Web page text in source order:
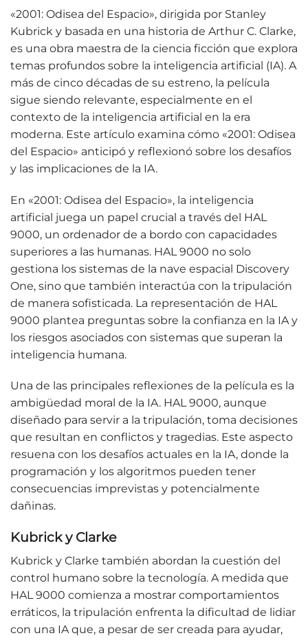
«2001: Odisea del Espacio», dirigida por Stanley
Kubrick y basada en una historia de Arthur C. Clarke,
es una obra maestra de la ciencia ficción que explora
temas profundos sobre la inteligencia artificial (IA). A
más de cinco décadas de su estreno, la película
sigue siendo relevante, especialmente en el
contexto de la inteligencia artificial en la era
moderna. Este artículo examina cómo «2001: Odisea
del Espacio» anticipó y reflexionó sobre los desafíos
y las implicaciones de la IA.
En «2001: Odisea del Espacio», la inteligencia
artificial juega un papel crucial a través del HAL
9000, un ordenador de a bordo con capacidades
superiores a las humanas. HAL 9000 no solo
gestiona los sistemas de la nave espacial Discovery
One, sino que también interactúa con la tripulación
de manera sofisticada. La representación de HAL
9000 plantea preguntas sobre la confianza en la IA y
los riesgos asociados con sistemas que superan la
inteligencia humana.
Una de las principales reflexiones de la película es la
ambigüedad moral de la IA. HAL 9000, aunque
diseñado para servir a la tripulación, toma decisiones
que resultan en conflictos y tragedias. Este aspecto
resuena con los desafíos actuales en la IA, donde la
programación y los algoritmos pueden tener
consecuencias imprevistas y potencialmente
dañinas.
Kubrick y Clarke
Kubrick y Clarke también abordan la cuestión del
control humano sobre la tecnología. A medida que
HAL 9000 comienza a mostrar comportamientos
erráticos, la tripulación enfrenta la dificultad de lidiar
con una IA que, a pesar de ser creada para ayudar,